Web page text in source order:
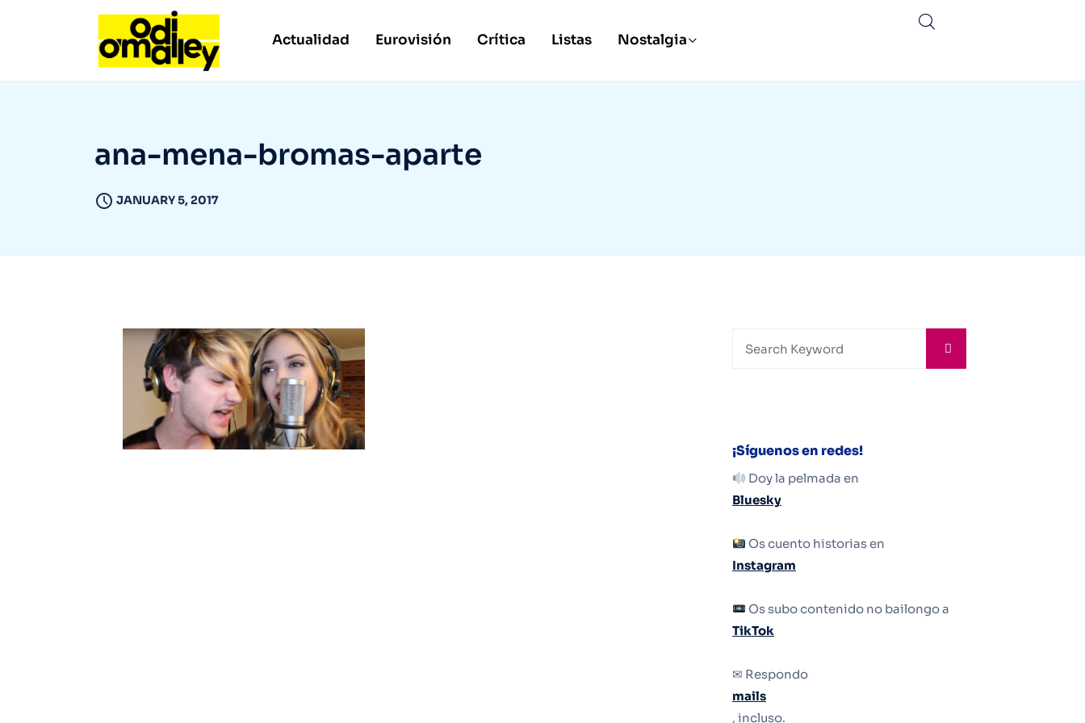
Actualidad Eurovisión Crítica Listas Nostalgia
ana-mena-bromas-aparte
JANUARY 5, 2017
¡Síguenos en redes!
Doy la pelmada en
Bluesky
Os cuento historias en
Instagram
Os subo contenido no bailongo a
TikTok
✉ Respondo
mails
, incluso.